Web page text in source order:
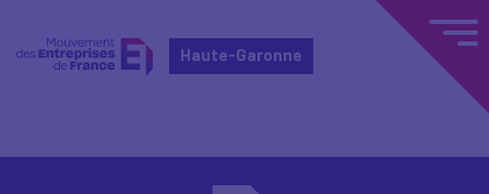
Haute-Garonne